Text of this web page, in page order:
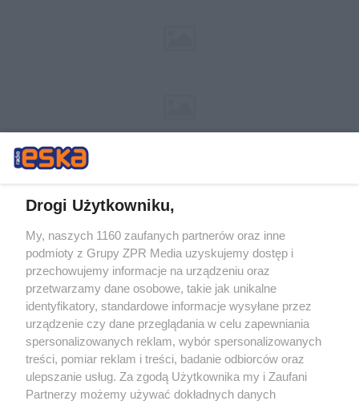
Żaden utwór zamieszczony w serwisie nie może być powielany i
rozpowszechniany lub dalej rozpowszechniany w jakikolwiek sposób (w
tym także elektroniczny lub mechaniczny) na jakimkolwiek polu
eksploatacji w jakiejkolwiek formie, włącznie z umieszczaniem w
Internecie bez pisemnej zgody właściciela praw. Jakiekolwiek użycie lub
wykorzystanie utworów w całości lub w części z naruszeniem prawa,
tzn. bez właściwej zgody, jest zabronione pod groźbą kary i może być
ścigane prawnie.
Drogi Użytkowniku,
My, naszych 1160 zaufanych partnerów oraz inne
podmioty z Grupy ZPR Media uzyskujemy dostęp i
przechowujemy informacje na urządzeniu oraz
przetwarzamy dane osobowe, takie jak unikalne
identyfikatory, standardowe informacje wysyłane przez
urządzenie czy dane przeglądania w celu zapewniania
spersonalizowanych reklam, wybór spersonalizowanych
treści, pomiar reklam i treści, badanie odbiorców oraz
ulepszanie usług. Za zgodą Użytkownika my i Zaufani
Partnerzy możemy używać dokładnych danych